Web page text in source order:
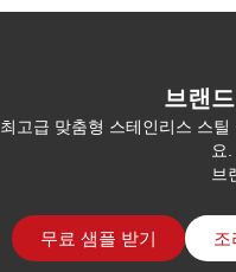
브랜
최고급 맞춤형 스테인리스 스
요
브
무료 샘플 받기 조